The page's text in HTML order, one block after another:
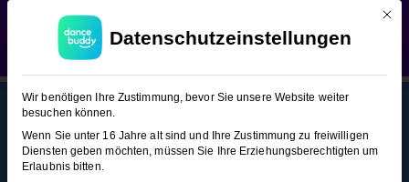
WEDDING SEASON SALE:
Hochzeitstanzkurse!Verwerfen
Salsa (Figuren-Snacks 3)
Salsa
(Figuren-
Snacks
3)
17
This content is protected, pleaseloginand
Mit
Datenschutzeinstellungen
Wir benötigen Ihre Zustimmung, bevor Sie unsere Website weiter
besuchen können.
Wenn Sie unter 16 Jahre alt sind und Ihre Zustimmung zu freiwilligen
Diensten geben möchten, müssen Sie Ihre Erziehungsberechtigten um
Erlaubnis bitten.